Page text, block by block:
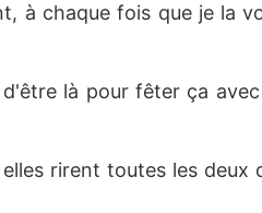
à chaque fois que je la
là pour fêter ça
rirent toutes les deux